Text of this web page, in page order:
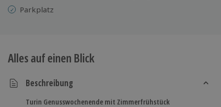
Parkplatz
Alles auf einen Blick
Beschreibung
Turin Genusswochenende mit Zimmerfrühstück